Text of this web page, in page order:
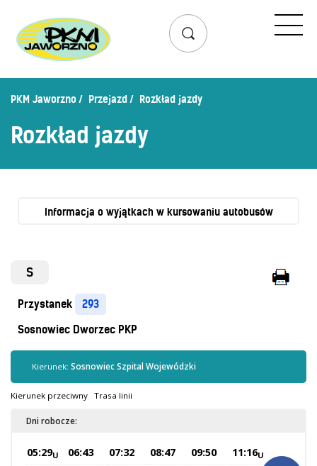
Przejazd
Lista przystanków
Zaplanuj podróż – wyszukiwarka połączeń
Mapa przystanków i połączeń
Schemat linii nocnych
Bilety
Honorowanie biletów ZK„KM”
Kontrola biletów
Sprzedaż biletów u kierowców
Jaworznicka Karta Miejska
Open Payment System
PKM Jaworzno Przejazd Rozkład jazdy
Rozkład jazdy
Informacja o wyjątkach w kursowaniu autobusów
S
Przystanek 293
Sosnowiec Dworzec PKP
Kierunek: Sosnowiec Szpital Wojewódzki
Kierunek przeciwny Trasa linii
Dni robocze:
05:29U 06:43 07:32 08:47 09:50 11:16U